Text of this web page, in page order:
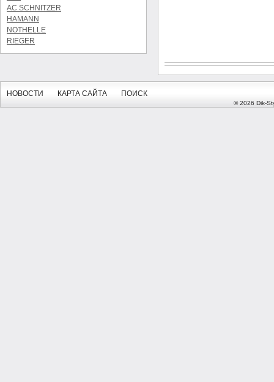
AC SCHNITZER
HAMANN
NOTHELLE
RIEGER
НОВОСТИ КАРТА САЙТА ПОИСК
© 2026 Dik-